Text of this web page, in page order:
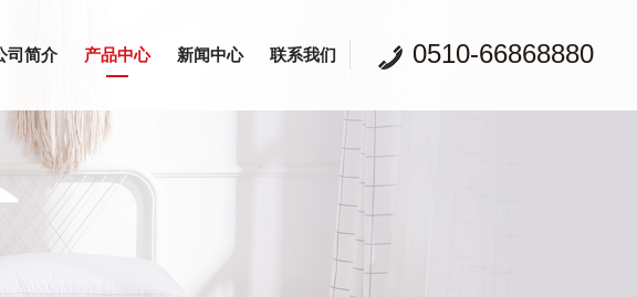
0510-66868880
司简介 产品中心 新闻中心 联系我们